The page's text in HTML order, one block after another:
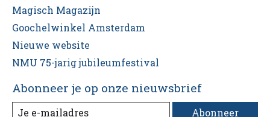
Magisch Magazijn
Goochelwinkel Amsterdam
Nieuwe website
NMU 75-jarig jubileumfestival
Abonneer je op onze nieuwsbrief
Abonneer